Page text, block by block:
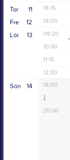
20:00
20:30
11
Tor 18:15
19:45
12
Fre 19:00
21:00
13
Lör 09:20
13:00
10:00
12:00
11:15
13:15
12:30
14:30
14
Sön 18:00
20:00